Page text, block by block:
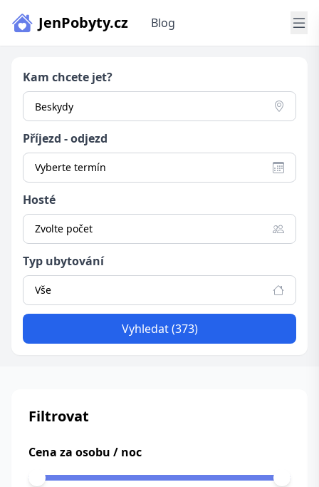
JenPobyty.cz Blog
Kam chcete jet?
Příjezd - odjezd
Vyberte termín
Hosté
Zvolte počet
Typ ubytování
Vše
Vyhledat (373)
Filtrovat
Cena za osobu / noc